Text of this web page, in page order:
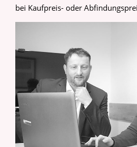
bei Kaufpreis- oder